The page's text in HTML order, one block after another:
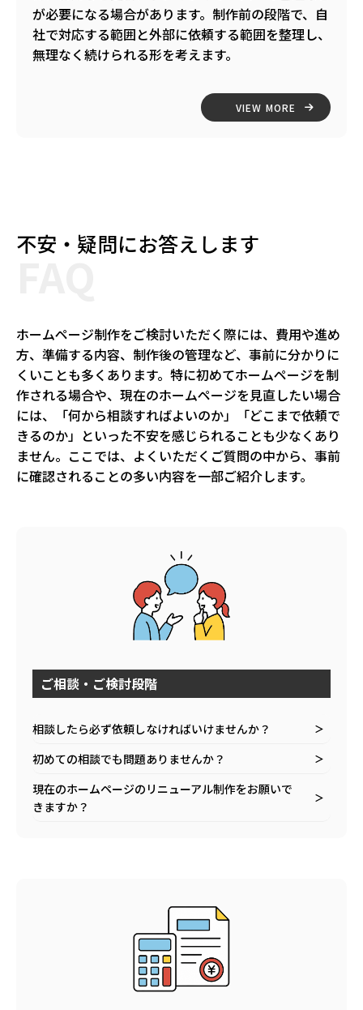
が必要になる場合があります。制作前の段階で、自
社で対応する範囲と外部に依頼する範囲を整理し、
無理なく続けられる形を考えます。
VIEW MORE
不安・疑問にお答えします
ホームページ制作をご検討いただく際には、費用や進め
方、準備する内容、制作後の管理など、事前に分かりに
くいことも多くあります。特に初めてホームページを制
作される場合や、現在のホームページを見直したい場合
には、「何から相談すればよいのか」「どこまで依頼で
きるのか」といった不安を感じられることも少なくあり
ません。ここでは、よくいただくご質問の中から、事前
に確認されることの多い内容を一部ご紹介します。
ご相談・ご検討段階
相談したら必ず依頼しなければいけませんか？ ＞
初めての相談でも問題ありませんか？ ＞
現在のホームページのリニューアル制作をお願いで
きますか？
＞